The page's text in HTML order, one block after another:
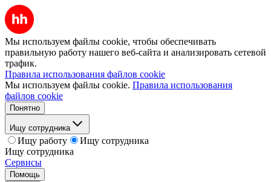
Мы используем файлы cookie, чтобы обеспечивать
правильную работу нашего веб-сайта и анализировать сетевой
трафик.
Правила использования файлов cookie
Мы используем файлы cookie. Правила использования
файлов cookie
Понятно
Ищу сотрудника
Ищу работу
Ищу сотрудника
Ищу сотрудника
Сервисы
Помощь